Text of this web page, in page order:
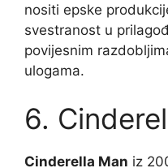
nositi epske
svestranost u
povijesnim
ulogama.
6.
Cinderella Man iz